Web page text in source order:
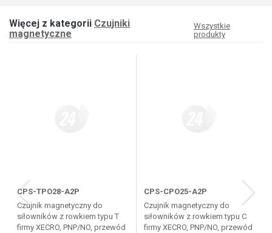
Więcej z kategorii Czujniki
magnetyczne
Wszystkie
produkty
CPS-TPO28-A2P
Czujnik magnetyczny do
siłowników z rowkiem typu T
firmy XECRO, PNP/NO, przewód
CPS-CPO25-A2P
Czujnik magnetyczny do
siłowników z rowkiem typu C
firmy XECRO, PNP/NO, przewód